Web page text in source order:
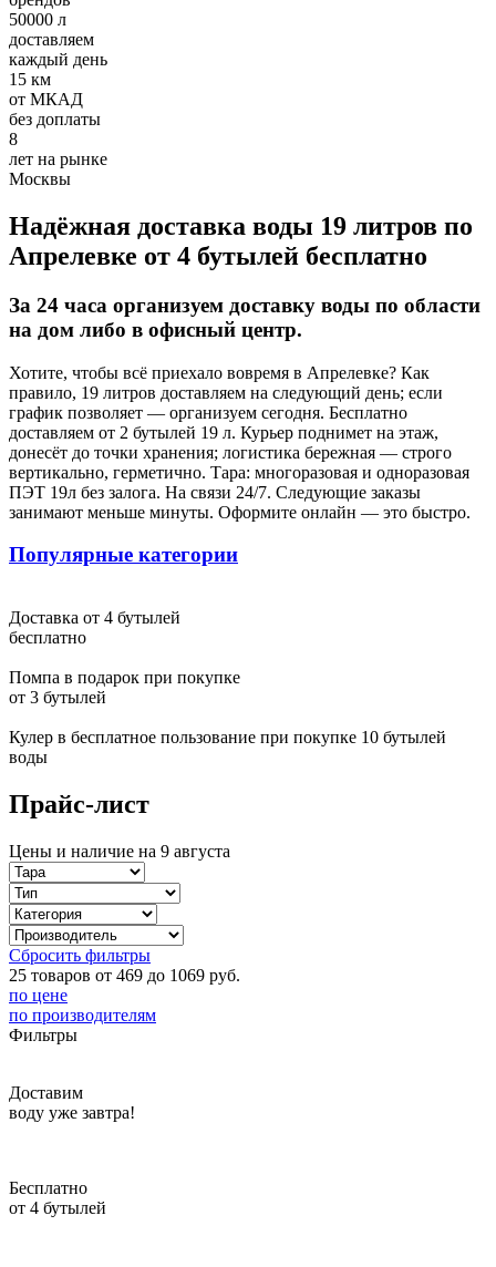
50000 л
доставляем
каждый день
15 км
от МКАД
без доплаты
8
лет на рынке
Москвы
Надёжная доставка воды 19 литров по
Апрелевке от 4 бутылей бесплатно
За 24 часа организуем доставку воды по области
на дом либо в офисный центр.
Хотите, чтобы всё приехало вовремя в Апрелевке? Как
правило, 19 литров доставляем на следующий день; если
график позволяет — организуем сегодня. Бесплатно
доставляем от 2 бутылей 19 л. Курьер поднимет на этаж,
донесёт до точки хранения; логистика бережная — строго
вертикально, герметично. Тара: многоразовая и одноразовая
ПЭТ 19л без залога. На связи 24/7. Следующие заказы
занимают меньше минуты. Оформите онлайн — это быстро.
Популярные категории
Доставка от 4 бутылей
бесплатно
Помпа в подарок при покупке
от 3 бутылей
Кулер в бесплатное пользование при покупке 10 бутылей
воды
Прайс-лист
Цены и наличие на 9 августа
Сбросить фильтры
25 товаров от 469 до 1069 руб.
по цене
по производителям
Фильтры
Доставим
воду уже завтра!
Бесплатно
от 4 бутылей
Требования:
Хорошее знание 1С
Умение работать с постоянными клиентами, вести
первичный документооборот
Ответственное отношение к работе
Условия:
З/п 32000-50000 руб.
График 5/2
Оформление по ТК РФ
Опубликовать
отзыв от клиента
Светлана Москва
У меня долго пустовала квартира, никак не доходили руки
начать ремонт. От подруги узнала, что ванную комнату ей
закончен, могу точно сказать, что с выбором компании не
ошиблась. Мастер сделал именно то, что я хотела, красиво и в
получилось как и договаривались изначально
Обработка персональных данных
персональных данных.
Не согласен
Ваш запрос отпрален
Ок
Введите адрес
Отправить